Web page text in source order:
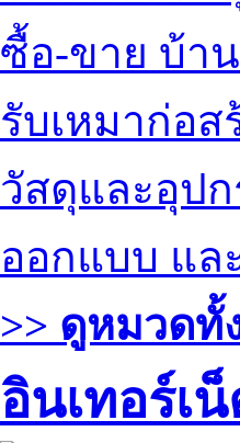
ซื้อ-ขาย บ้า
รับเหมาก่อ
วัสดุและอุป
ออกแบบ แล
>> ดูหมวดทั้
อินเทอร์เ